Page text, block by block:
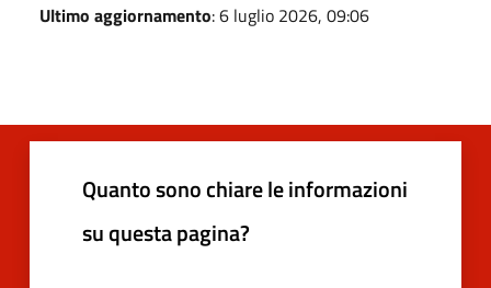
Ultimo aggiornamento: 6 luglio 2026, 09:06
Quanto sono chiare le informazioni
su questa pagina?